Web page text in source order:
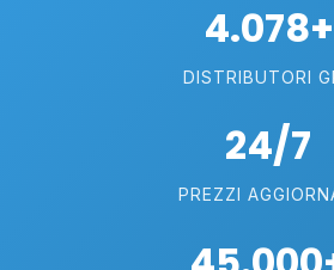
4.078+
DISTRIBUTORI
24/7
PREZZI